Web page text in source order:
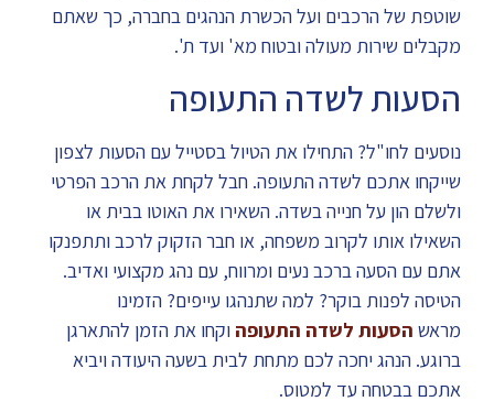
שוטפת של הרכבים ועל הכשרת הנהגים בחברה, כך שאתם
מקבלים שירות מעולה ובטוח מא' ועד ת'.
הסעות לשדה התעופה
נוסעים לחו"ל? התחילו את הטיול בסטייל עם הסעות לצפון
שייקחו אתכם לשדה התעופה. חבל לקחת את הרכב הפרטי
ולשלם הון על חנייה בשדה. השאירו את האוטו בבית או
השאילו אותו לקרוב משפחה, או חבר הזקוק לרכב ותתפנקו
אתם עם הסעה ברכב נעים ומרווח, עם נהג מקצועי ואדיב.
הטיסה לפנות בוקר? למה שתנהגו עייפים? הזמינו
מראש הסעות לשדה התעופה וקחו את הזמן להתארגן
ברוגע. הנהג יחכה לכם מתחת לבית בשעה היעודה ויביא
אתכם בבטחה עד למטוס.